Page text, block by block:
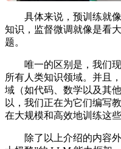
具体来说，预训练就像
知识，监督微调就像是看
题。
唯一的区别是，我们现
所有人类知识领域。并且
域（如代码、数学以及其
以，我们正在为它们编写
在大规模和高效地训练这
除了以上介绍的内容外